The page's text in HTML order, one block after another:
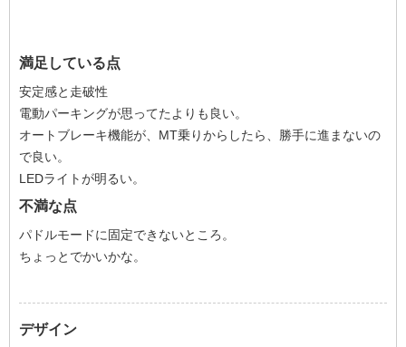
満足している点
安定感と走破性
電動パーキングが思ってたよりも良い。
オートブレーキ機能が、MT乗りからしたら、勝手に進まないの
で良い。
LEDライトが明るい。
不満な点
パドルモードに固定できないところ。
ちょっとでかいかな。
デザイン